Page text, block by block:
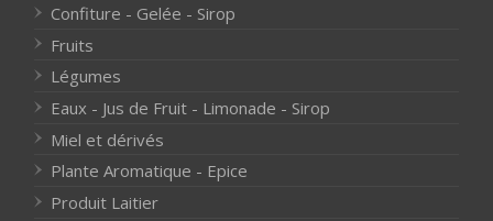
Confiture - Gelée - Sirop
Fruits
Légumes
Eaux - Jus de Fruit - Limonade - Sirop
Miel et dérivés
Plante Aromatique - Epice
Produit Laitier